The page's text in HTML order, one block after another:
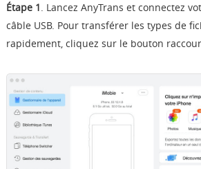
Étape 1. Lancez AnyTrans et connectez
câble USB. Pour transférer les types de
rapidement, cliquez sur le bouton